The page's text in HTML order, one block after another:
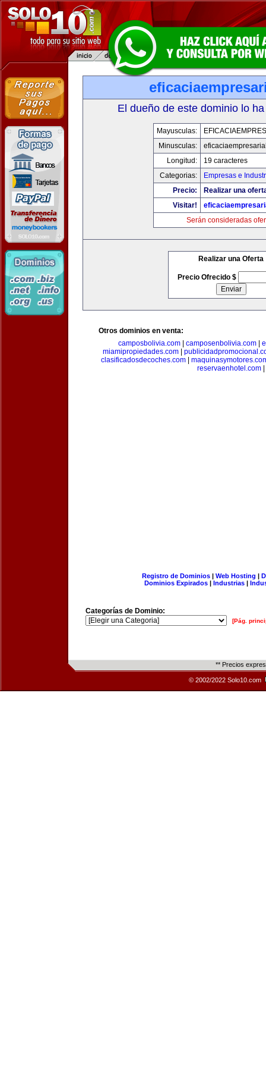
El dueño de este dominio lo
Mayusculas:
Minusculas:
Longitud:
19 caracteres
Categorias:
Empresas e
Precio:
Realizar una
Visitar!
Serán consideradas
Realizar una Oferta
Precio Ofrecido $
Otros dominios en venta:
camposbolivia.com| camposenbolivia.com|
miamipropiedades.com
clasificadosdecoches.com
reservaenhotel.com
Registro de Dominios| Web Hosting |
Dominios Expirados | Industrias |
Categorías de Dominio:
[Pág.
** Precios
© 2002/2022 Solo10.com